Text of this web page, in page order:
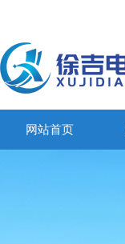
网站首页